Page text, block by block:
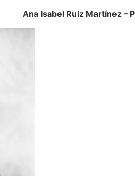
Ana Isabel Ruiz Martínez –